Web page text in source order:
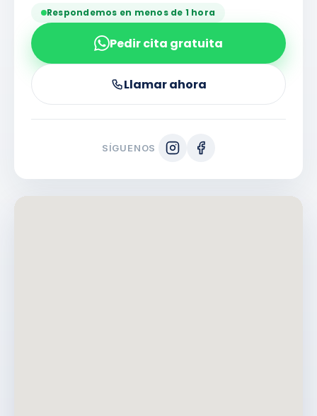
Respondemos en menos de 1 hora
Pedir cita gratuita
Llamar ahora
SÍGUENOS